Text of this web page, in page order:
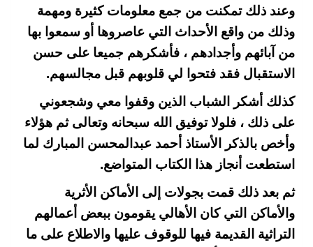
وعند ذلك تمكنت من جمع معلومات كثيرة ومهمة
وذلك من واقع الأحداث التي عاصروها أو سمعوا بها
من آبائهم وأجدادهم ، فأشكرهم جميعا على حسن
الاستقبال فقد فتحوا لي قلوبهم قبل مجالسهم.
كذلك أشكر الشباب الذين وقفوا معي وشجعوني
على ذلك ، فلولا توفيق الله سبحانه وتعالى ثم هؤلاء
وأخص بالذكر الأستاذ أحمد عبدالمحسن المبارك لما
استطعت أنجاز هذا الكتاب المتواضع.
ثم بعد ذلك قمت بجولات إلى الأماكن الأثرية
والأماكن التي كان الأهالي يقومون ببعض أعمالهم
التراثية القديمة فيها للوقوف عليها والاطلاع على ما